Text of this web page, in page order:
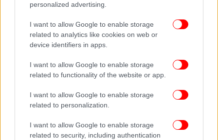
personalized advertising.
I want to allow Google to enable storage
related to analytics like cookies on web or
device identifiers in apps.
I want to allow Google to enable storage
related to functionality of the website or app.
I want to allow Google to enable storage
related to personalization.
I want to allow Google to enable storage
related to security, including authentication